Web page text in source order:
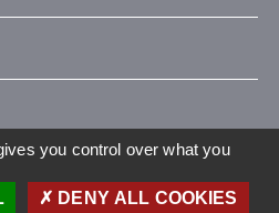
2023 - Tous droits réservés
you control over what you
DENY ALL COOKIES